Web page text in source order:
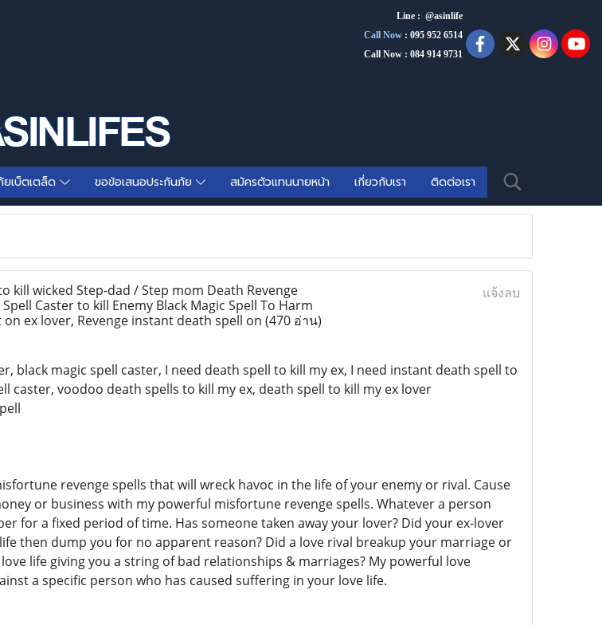
Line : @asinlife
Call Now : 095 952 6514
Call Now : 084 914 9731
ยเบ็ตเตล็ด ขอข้อเสนอประกันภัย สมัครตัวแทนนายหน้า เกี่ยวกับเรา ติดต่อเรา
kill wicked Step-dad / Step mom Death Revenge
Caster to kill Enemy Black Magic Spell To Harm
ex lover, Revenge instant death spell on (470 อ่าน)
แจ้งลบ
black magic spell caster, I need death spell to kill my ex, I need instant death spell to
caster, voodoo death spells to kill my ex, death spell to kill my ex lover
revenge spells that will wreck havoc in the life of your enemy or rival. Cause
or business with my powerful misfortune revenge spells. Whatever a person
for a fixed period of time. Has someone taken away your lover? Did your ex-lover
then dump you for no apparent reason? Did a love rival breakup your marriage or
life giving you a string of bad relationships & marriages? My powerful love
a specific person who has caused suffering in your love life.